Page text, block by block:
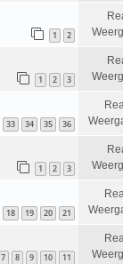
1 2
1 2 3
33 34 35 36
1 2 3
18 19 20 21
7 8 9 10 11